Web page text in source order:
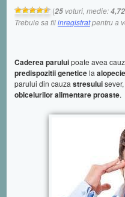
(25 voturi, medie:4,72
Trebuie sa fiiinregistratpentru a
Caderea paruluipoate avea
predispozitii geneticela alopecie
parului din cauza stresului
obiceiurilor alimentare proaste.